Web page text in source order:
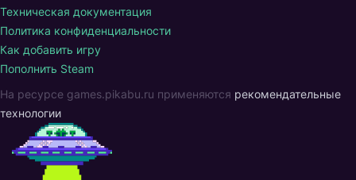
Техническая документация
Политика конфиденциальности
Как добавить игру
Пополнить Steam
На ресурсе games.pikabu.ru применяются рекомендательные
технологии